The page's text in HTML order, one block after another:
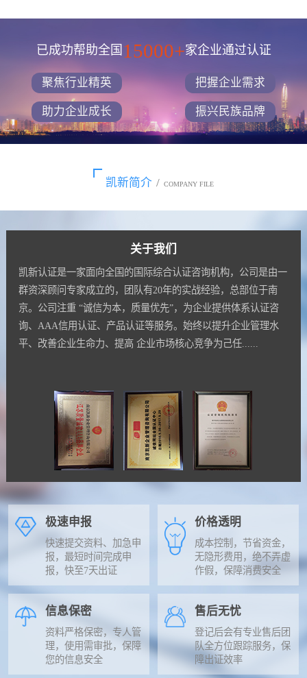
已成功帮助全国 15000+家企业通过认证
聚焦行业精英 把握企业需求
助力企业成长 振兴民族品牌
凯新简介 / COMPANY FILE
关于我们
凯新认证是一家面向全国的国际综合认证咨询机构，公司是由一
群资深顾问专家成立的，团队有20年的实战经验，总部位于南
京。公司注重 “诚信为本，质量优先”，为企业提供体系认证咨
询、AAA信用认证、产品认证等服务。始终以提升企业管理水
平、改善企业生命力、提高 企业市场核心竞争为己任......
极速申报
快速提交资料、加急申
报，最短时间完成申
报，快至7天出证
价格透明
成本控制，节省资金，
无隐形费用，绝不弄虚
作假，保障消费安全
信息保密
资料严格保密，专人管
理，使用需审批，保障
您的信息安全
售后无忧
登记后会有专业售后团
队全方位跟踪服务，保
障出证效率